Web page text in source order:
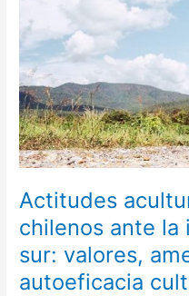
Actitudes
chilenos ante la
sur: valores,
autoeficacia
ante
la
inmigración
Sur-
sur:
valores,
amenaza
intergrupal,
autoeficacia
cultural
y
bienestar